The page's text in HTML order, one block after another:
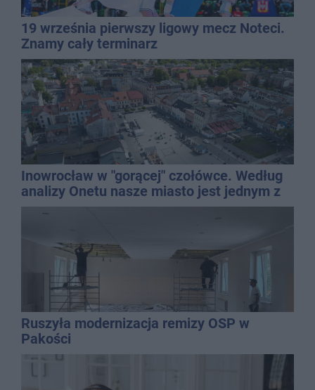
19 września pierwszy ligowy mecz Noteci.
Znamy cały terminarz
Inowrocław w "gorącej" czołówce. Według
analizy Onetu nasze miasto jest jednym z
najbardziej narażonych na upały
Ruszyła modernizacja remizy OSP w
Pakości